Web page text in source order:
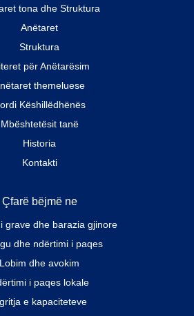
tona dhe Struktura
Anëtaret
Struktura
për Anëtarësim
themeluese
Këshillëdhënës
Mbështetësit tanë
Historia
Kontakti
Çfarë bëjmë ne
grave dhe barazia gjinore
dhe ndërtimi i paqes
Lobim dhe avokim
i paqes lokale
e kapaciteteve